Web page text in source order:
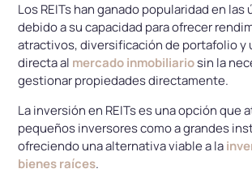
Los REITs han ganado popularidad en
debido a su capacidad para ofrecer
atractivos, diversificación de portafolio y
directa al mercado inmobiliariosin la
gestionar propiedades directamente.
La inversión en REITs es una opción que
pequeños inversores como a grandes
ofreciendo una alternativa viable a la
bienes raíces.